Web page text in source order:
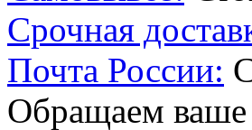
Срочная
Почта России:
Обращаем